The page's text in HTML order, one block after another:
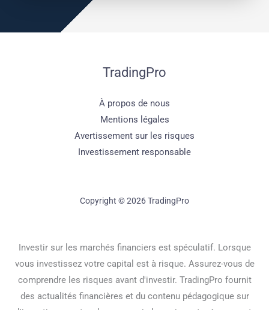
TradingPro
À propos de nous
Mentions légales
Avertissement sur les risques
Investissement responsable
Copyright © 2026 TradingPro
Investir sur les marchés financiers est spéculatif. Lorsque
vous investissez votre capital est à risque. Assurez-vous de
comprendre les risques avant d'investir. TradingPro fournit
des actualités financières et du contenu pédagogique sur